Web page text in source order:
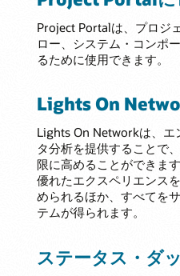
Project Portalは、プロジ
ロー、システム・コンポ
るために使用できます。
Lights On
Lights On Networkは、エ
タ分析を提供することで
限に高めることができま
優れたエクスペリエンス
められるほか、すべてを
テムが得られます。
ステータス・ダ